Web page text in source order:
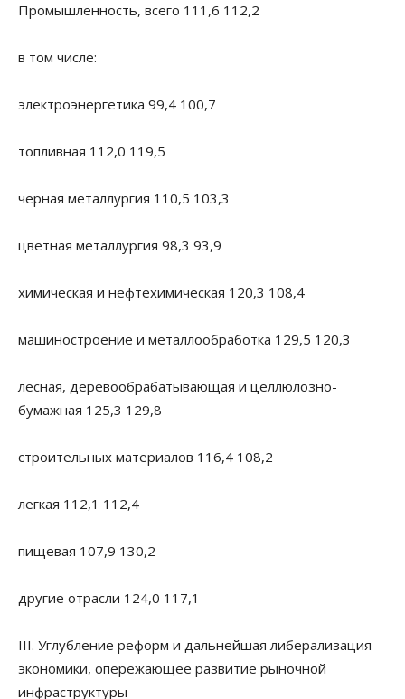
Промышленность, всего 111,6 112,2
в том числе:
электроэнергетика 99,4 100,7
топливная 112,0 119,5
черная металлургия 110,5 103,3
цветная металлургия 98,3 93,9
химическая и нефтехимическая 120,3 108,4
машиностроение и металлообработка 129,5 120,3
лесная, деревообрабатывающая и целлюлозно-
бумажная 125,3 129,8
строительных материалов 116,4 108,2
легкая 112,1 112,4
пищевая 107,9 130,2
другие отрасли 124,0 117,1
III. Углубление реформ и дальнейшая либерализация
экономики, опережающее развитие рыночной
инфраструктуры